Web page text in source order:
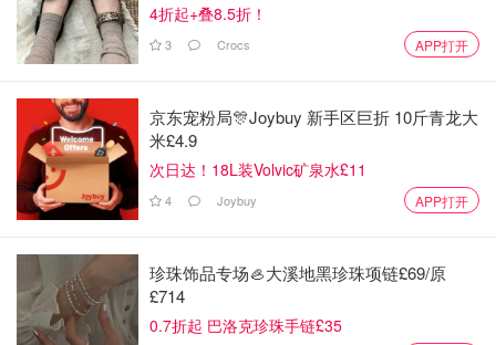
4折起+叠8.5折！
3 Crocs APP打开
京东宠粉局🎊Joybuy 新手区巨折 10斤青龙大
米£4.9
次日达！18L装Volvic矿泉水£11
4 Joybuy APP打开
珍珠饰品专场🦪大溪地黑珍珠项链£69/原
£714
0.7折起 巴洛克珍珠手链£35